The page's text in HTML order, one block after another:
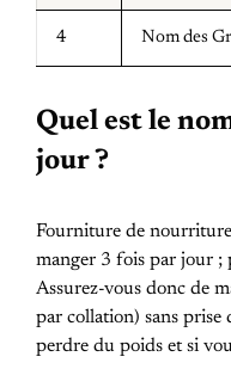
4 Nom des
Quel est le
jour ?
Fourniture de
manger 3 fois par jour ;
Assurez-vous donc de
par collation) sans prise
perdre du poids et si